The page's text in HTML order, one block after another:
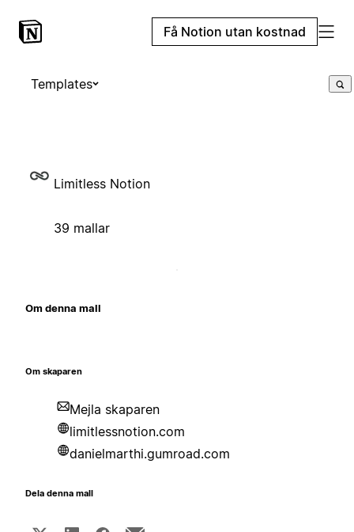
Få Notion utan kostnad
Templates
Limitless Notion
39 mallar
Om denna mall
Om skaparen
Mejla skaparen
limitlessnotion.com
danielmarthi.gumroad.com
Dela denna mall